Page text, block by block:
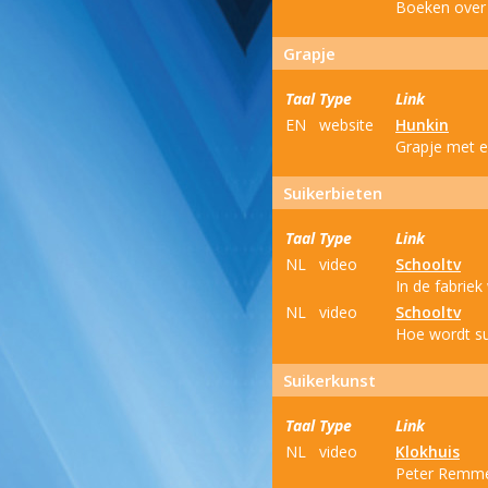
Boeken
Grapje
Taal Type
Link
EN
website
Hunkin
Grapje met
Suikerbieten
Taal Type
Link
NL
video
Schooltv
In de
NL
video
Schooltv
Hoe wordt
Suikerkunst
Taal Type
Link
NL
video
Klokhuis
Peter